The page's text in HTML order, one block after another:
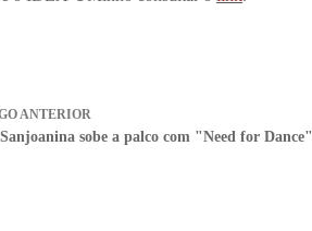
ANTERIOR
sobe a palco com "Need for Dance"